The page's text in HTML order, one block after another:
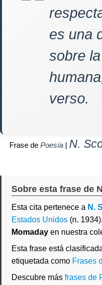
es una
sobre
verso.
Frase de Poesía | N.
Sobre esta frase de
Esta cita pertenece a N.
Estados Unidos (n.
Momaday en nuestra
Esta frase está
etiquetada como Frases
Descubre más frases de